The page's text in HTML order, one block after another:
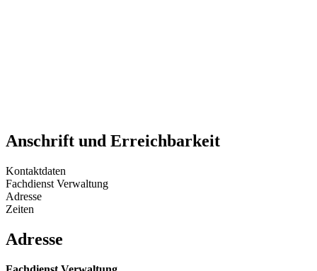
Anschrift und Erreichbarkeit
Kontaktdaten
Fachdienst Verwaltung
Adresse
Zeiten
Adresse